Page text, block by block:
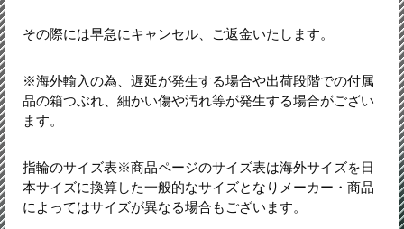
その際には早急にキャンセル、ご返金いたします。
※海外輸入の為、遅延が発生する場合や出荷段階での付属
品の箱つぶれ、細かい傷や汚れ等が発生する場合がござい
ます。
指輪のサイズ表※商品ページのサイズ表は海外サイズを日
本サイズに換算した一般的なサイズとなりメーカー・商品
によってはサイズが異なる場合もございます。